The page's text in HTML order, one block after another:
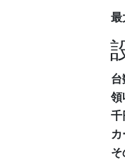
最
台
領
千
カ